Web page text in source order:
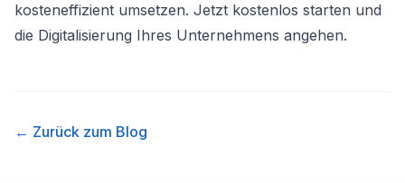
kosteneffizient umsetzen. Jetzt kostenlos starten und
die Digitalisierung Ihres Unternehmens angehen.
← Zurück zum Blog